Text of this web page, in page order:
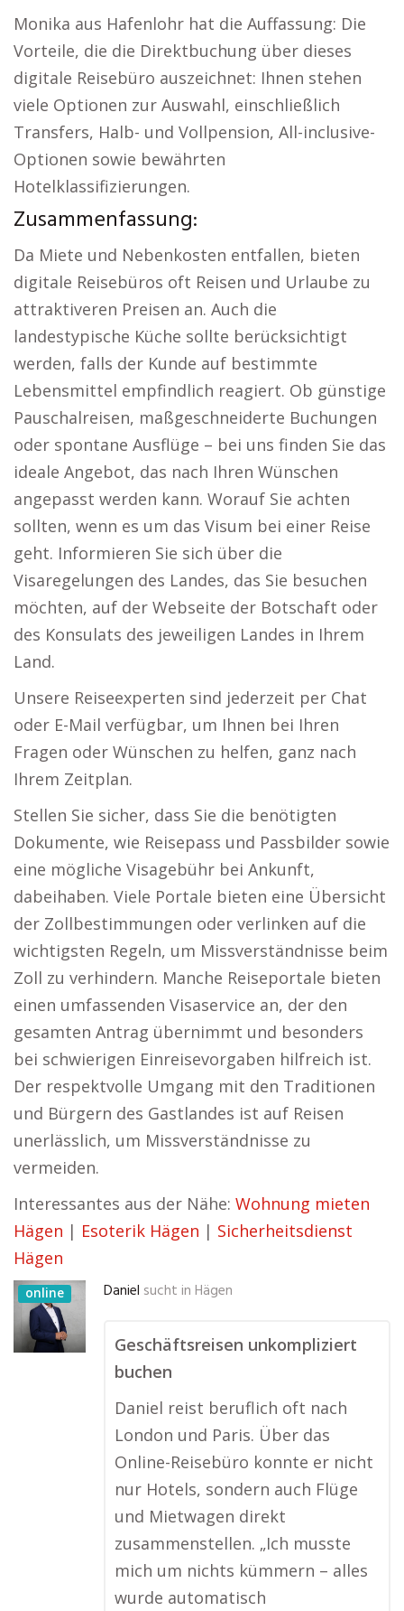
Monika aus Hafenlohr hat die Auffassung: Die
Vorteile, die die Direktbuchung über dieses
digitale Reisebüro auszeichnet: Ihnen stehen
viele Optionen zur Auswahl, einschließlich
Transfers, Halb- und Vollpension, All-inclusive-
Optionen sowie bewährten
Hotelklassifizierungen.
Zusammenfassung:
Da Miete und Nebenkosten entfallen, bieten
digitale Reisebüros oft Reisen und Urlaube zu
attraktiveren Preisen an. Auch die
landestypische Küche sollte berücksichtigt
werden, falls der Kunde auf bestimmte
Lebensmittel empfindlich reagiert. Ob günstige
Pauschalreisen, maßgeschneiderte Buchungen
oder spontane Ausflüge – bei uns finden Sie das
ideale Angebot, das nach Ihren Wünschen
angepasst werden kann. Worauf Sie achten
sollten, wenn es um das Visum bei einer Reise
geht. Informieren Sie sich über die
Visaregelungen des Landes, das Sie besuchen
möchten, auf der Webseite der Botschaft oder
des Konsulats des jeweiligen Landes in Ihrem
Land.
Unsere Reiseexperten sind jederzeit per Chat
oder E-Mail verfügbar, um Ihnen bei Ihren
Fragen oder Wünschen zu helfen, ganz nach
Ihrem Zeitplan.
Stellen Sie sicher, dass Sie die benötigten
Dokumente, wie Reisepass und Passbilder sowie
eine mögliche Visagebühr bei Ankunft,
dabeihaben. Viele Portale bieten eine Übersicht
der Zollbestimmungen oder verlinken auf die
wichtigsten Regeln, um Missverständnisse beim
Zoll zu verhindern. Manche Reiseportale bieten
einen umfassenden Visaservice an, der den
gesamten Antrag übernimmt und besonders
bei schwierigen Einreisevorgaben hilfreich ist.
Der respektvolle Umgang mit den Traditionen
und Bürgern des Gastlandes ist auf Reisen
unerlässlich, um Missverständnisse zu
vermeiden.
Interessantes aus der Nähe: Wohnung mieten
Hägen | Esoterik Hägen | Sicherheitsdienst
Hägen
online Daniel sucht in Hägen
Geschäftsreisen unkompliziert
buchen
Daniel reist beruflich oft nach
London und Paris. Über das
Online-Reisebüro konnte er nicht
nur Hotels, sondern auch Flüge
und Mietwagen direkt
zusammenstellen. „Ich musste
mich um nichts kümmern – alles
wurde automatisch